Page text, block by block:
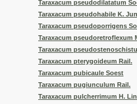
Taraxacum pseudodilatatum
Taraxacum pseudohabile K.
Taraxacum pseudoporrigens
Taraxacum pseudoretroflexum
Taraxacum
Taraxacum pterygoideum Rail.
Taraxacum pubicaule Soest
Taraxacum pugiunculum Rail.
Taraxacum pulcherrimum H.